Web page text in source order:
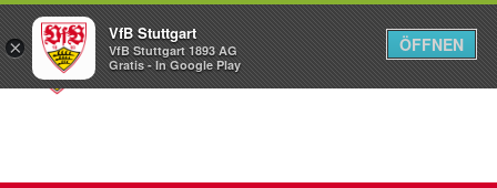
Menü
×
VfB Stuttgart
VfB Stuttgart 1893 AG
Gratis - In Google Play
ÖFFNEN